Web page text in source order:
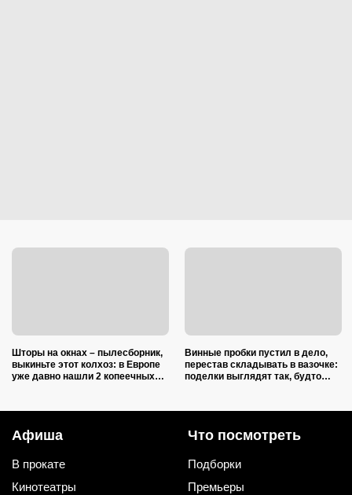
Шторы на окнах – пылесборник,
выкиньте этот колхоз: в Европе
уже давно нашли 2 копеечных
Винные пробки пустил в дело,
перестав складывать в вазочке:
поделки выглядят так, будто
Афиша
В прокате
Кинотеатры
Что посмотреть
Подборки
Премьеры